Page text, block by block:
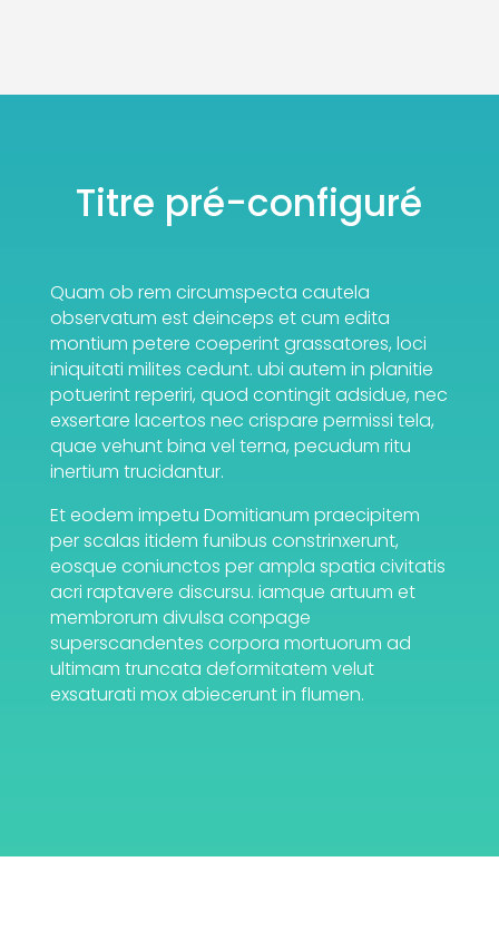
Titre pré-configuré
Quam ob rem circumspecta cautela
observatum est deinceps et cum edita
montium petere coeperint grassatores, loci
iniquitati milites cedunt. ubi autem in planitie
potuerint reperiri, quod contingit adsidue, nec
exsertare lacertos nec crispare permissi tela,
quae vehunt bina vel terna, pecudum ritu
inertium trucidantur.
Et eodem impetu Domitianum praecipitem
per scalas itidem funibus constrinxerunt,
eosque coniunctos per ampla spatia civitatis
acri raptavere discursu. iamque artuum et
membrorum divulsa conpage
superscandentes corpora mortuorum ad
ultimam truncata deformitatem velut
exsaturati mox abiecerunt in flumen.